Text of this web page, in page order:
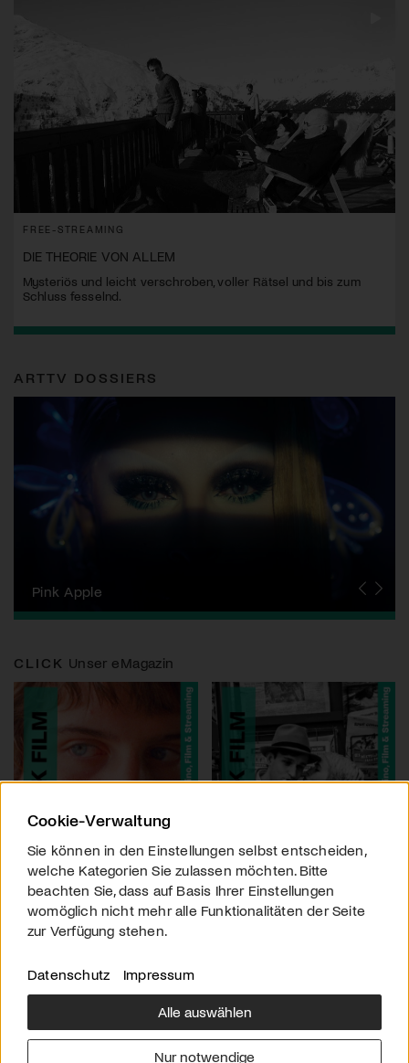
FREE-STREAMING
DIE THEORIE VON ALLEM
Mysteriös und leicht verschroben, voller Rätsel und bis zum
Schluss fesselnd.
ARTTV DOSSIERS
Zurich Film Festival
Pink Apple
Locarno Film Festival
Human Rights Film Festival Zurich
Yesh! Neues aus der jüdischen Filmwelt
Neuchâtel International Fantastic Film Festival
Visions du Réel
Berlinale
Solothurner Filmtage
Geneva International Film Festival
CLICK Unser eMagazin
Über uns
Downloads
Werben
Impressum
Cookie-Verwaltung
Sie können in den Einstellungen selbst entscheiden,
welche Kategorien Sie zulassen möchten. Bitte
beachten Sie, dass auf Basis Ihrer Einstellungen
womöglich nicht mehr alle Funktionalitäten der Seite
zur Verfügung stehen.
Datenschutz Impressum
Alle auswählen
Nur notwendige